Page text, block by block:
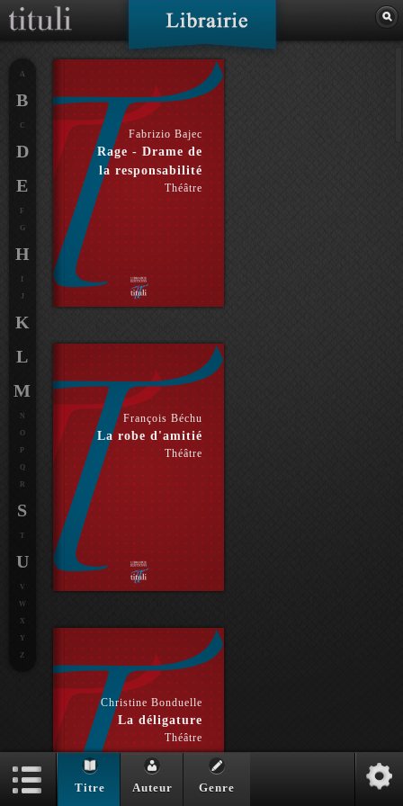
Fabrizio Bajec
Rage - Drame de
la responsabilité
Théâtre
François Béchu
La robe d'amitié
Théâtre
Christine Bonduelle
La déligature
Théâtre
A
B
C
D
E
F
G
H
J
K
L
M
N
O
P
Q
R
S
T
U
V
W
X
Y
Z
Titre Auteur Genre